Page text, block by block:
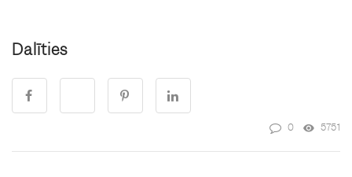
Dalīties
0 5751